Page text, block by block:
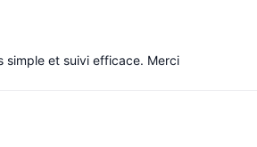
simple et suivi efficace. Merci